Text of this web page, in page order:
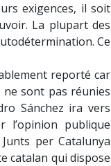
exigences, il soit
La plupart des
Ce
reporté car
ne sont pas réunies
Sánchez ira vers
l’opinion publique
per Catalunya
catalan qui dispose